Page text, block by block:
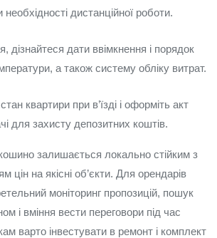
дистанційної роботи.
дізнайтеся дати ввімкнення і порядок
а також систему обліку витрат.
квартири при в’їзді і оформіть акт
для захисту депозитних коштів.
залишається локально стійким з
цін на якісні об’єкти. Для орендарів
моніторинг пропозицій, пошук
і вміння вести переговори під час
варто інвестувати в ремонт і комплект